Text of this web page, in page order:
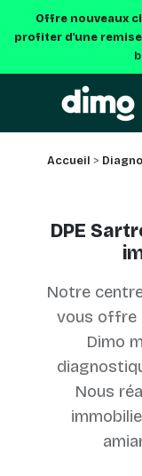
Offre nouveaux
profiter d'une remise
Accueil >
DPE
Notre
vous offre
Dimo
Nous